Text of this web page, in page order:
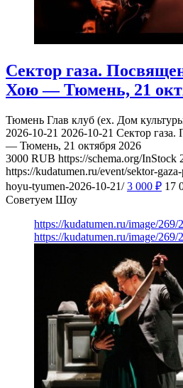
Сектор газа.
Хою — Тюмень, 21
Тюмень Глав клуб (ex. Дом
2026-10-21 2026-10-21 Сектор
— Тюмень, 21 октября 2026
3000 RUB https://schema.org/InStock
https://kudatumen.ru/event/sektor-
hoyu-tyumen-2026-10-21/ 3 000 ₽ 17
Советуем Шоу
https://kudatumen.ru/image/
https://kudatumen.ru/image/